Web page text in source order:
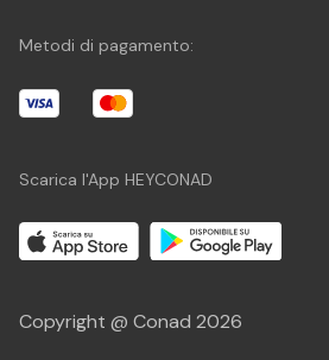
Metodi di pagamento:
Scarica l'App HEYCONAD
Copyright @ Conad 2026